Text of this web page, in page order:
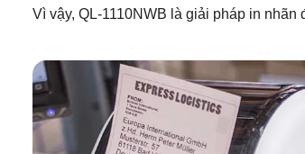
Vì vậy, QL-1110NWB là giải pháp in